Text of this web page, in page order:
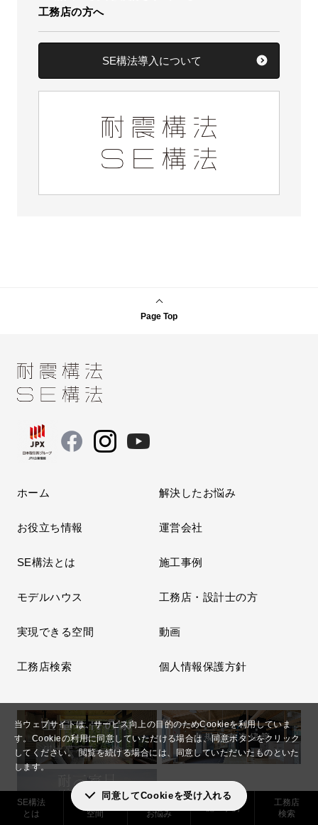
当ウェブサイトは、サービス向上の目的のためCookieを利用していま
す。 Cookieの利用に同意していただける場合は、同意ボタンをクリック
してください。閲覧を続ける場合には、同意していただいたものといた
します。
同意してCookieを受け入れる
SE構法
とは
実現できる
空間
お悩み
施工事例
工務店
検索
工務店の方へ
SE構法導入について
Page Top
ホーム 解決したお悩み
お役立ち情報 運営会社
SE構法とは 施工事例
モデルハウス 工務店・設計士の方
実現できる空間 動画
工務店検索 個人情報保護方針